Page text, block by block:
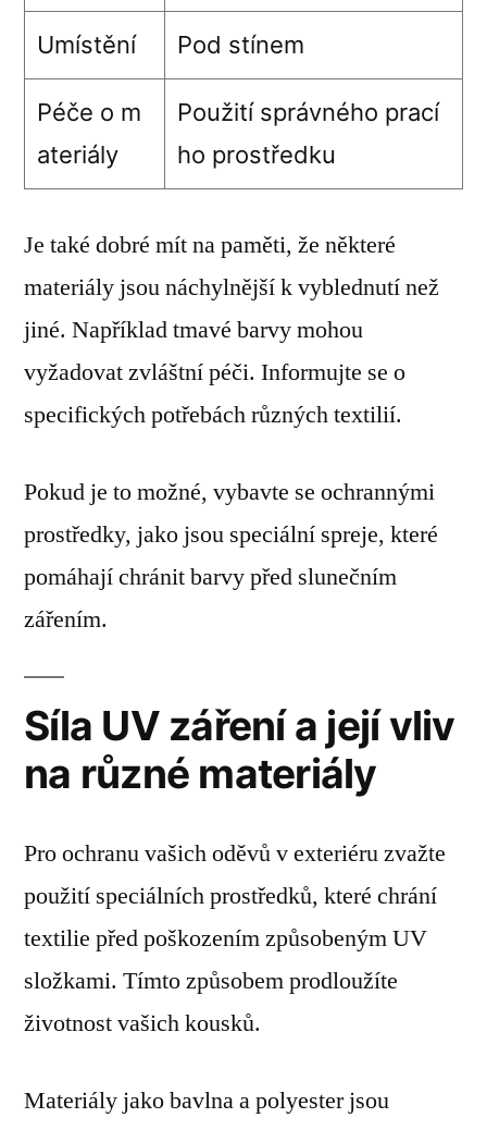
Umístění Pod stínem
Péče o m
ateriály
Použití správného prací
ho prostředku
Je také dobré mít na paměti, že některé
materiály jsou náchylnější k vyblednutí než
jiné. Například tmavé barvy mohou
vyžadovat zvláštní péči. Informujte se o
specifických potřebách různých textilií.
Pokud je to možné, vybavte se ochrannými
prostředky, jako jsou speciální spreje, které
pomáhají chránit barvy před slunečním
zářením.
Síla UV záření a její vliv
na různé materiály
Pro ochranu vašich oděvů v exteriéru zvažte
použití speciálních prostředků, které chrání
textilie před poškozením způsobeným UV
složkami. Tímto způsobem prodloužíte
životnost vašich kousků.
Materiály jako bavlna a polyester jsou